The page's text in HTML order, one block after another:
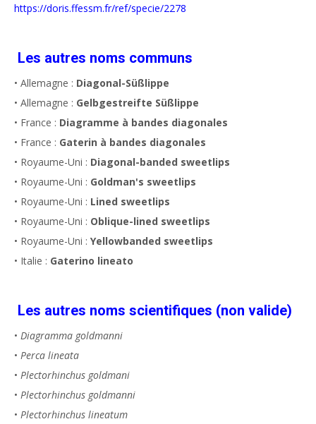
https://doris.ffessm.fr/ref/specie/2278
Les autres noms communs
• Allemagne : Diagonal-Süßlippe
• Allemagne : Gelbgestreifte Süßlippe
• France : Diagramme à bandes diagonales
• France : Gaterin à bandes diagonales
• Royaume-Uni : Diagonal-banded sweetlips
• Royaume-Uni : Goldman's sweetlips
• Royaume-Uni : Lined sweetlips
• Royaume-Uni : Oblique-lined sweetlips
• Royaume-Uni : Yellowbanded sweetlips
• Italie : Gaterino lineato
Les autres noms scientifiques (non valide)
• Diagramma goldmanni
• Perca lineata
• Plectorhinchus goldmani
• Plectorhinchus goldmanni
• Plectorhinchus lineatum